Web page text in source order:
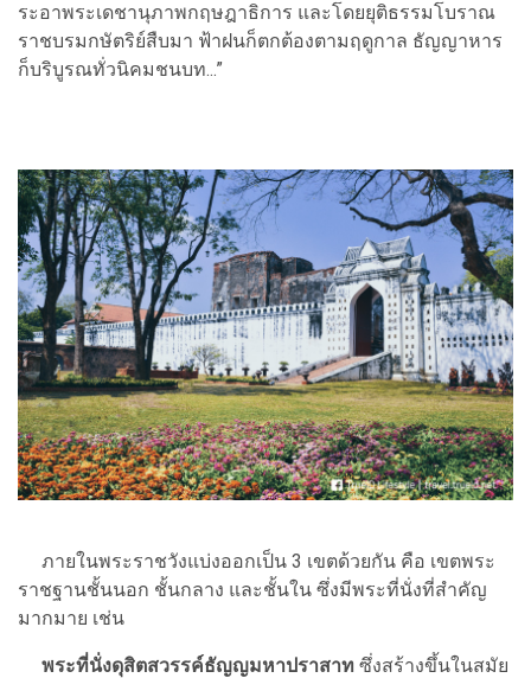
ระอาพระเดชานุภาพกฤษฎาธิการ และโดยยุติธรรมโบราณ
ราชบรมกษัตริย์สืบมา ฟ้าฝนก็ตกต้องตามฤดูกาล ธัญญาหาร
ก็บริบูรณทั่วนิคมชนบท...”
ภายในพระราชวังแบ่งออกเป็น 3 เขตด้วยกัน คือ เขตพระ
ราชฐานชั้นนอก ชั้นกลาง และชั้นใน ซึ่งมีพระที่นั่งที่สำคัญ
มากมาย เช่น
พระที่นั่งดุสิตสวรรค์ธัญญมหาปราสาท ซึ่งสร้างขึ้นในสมัย